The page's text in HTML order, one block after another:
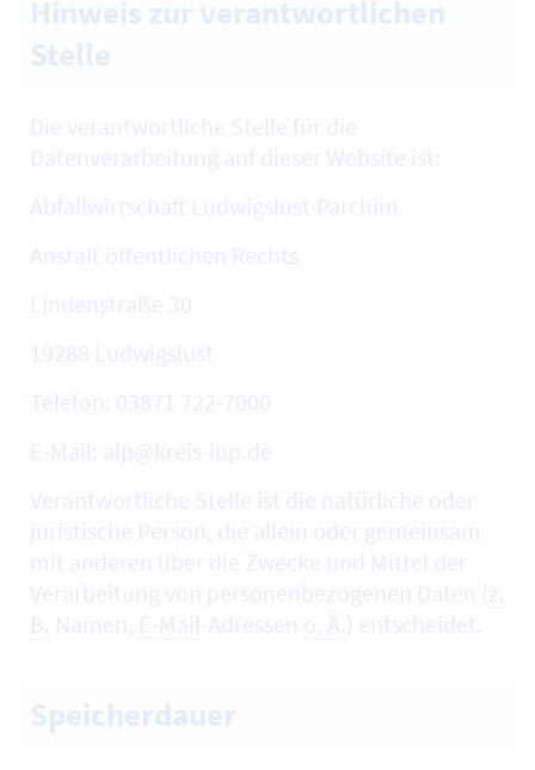
Die verantwortliche Stelle für die
Datenverarbeitung auf dieser Website ist:
Abfallwirtschaft Ludwigslust-Parchim
Anstalt öffentlichen Rechts
Lindenstraße 30
19288 Ludwigslust
Telefon: 03871 722-7000
E-Mail: alp@kreis-lup.de
Verantwortliche Stelle ist die natürliche oder
juristische Person, die allein oder gemeinsam
mit anderen über die Zwecke und Mittel der
Verarbeitung von personenbezogenen Daten (z.
B. Namen, E-Mail-Adressen o. Ä.) entscheidet.